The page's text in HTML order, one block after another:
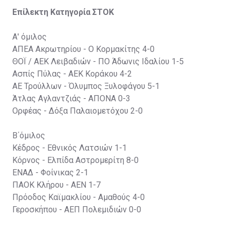
Επίλεκτη Κατηγορία ΣΤΟΚ
Α' όμιλος
ΑΠΕΑ Ακρωτηρίου - Ο Κορμακίτης 4-0
ΘΟΪ / ΑΕΚ Λειβαδιών - ΠΟ Άδωνις Ιδαλίου 1-5
Ασπίς Πύλας - ΑΕΚ Κοράκου 4-2
ΑΕ Τρούλλων - Όλυμπος Ξυλοφάγου 5-1
Άτλας Αγλαντζιάς - ΑΠΟΝΑ 0-3
Ορφέας - Δόξα Παλαιομετόχου 2-0
Β΄όμιλος
Κέδρος - Εθνικός Λατσιών 1-1
Κόρνος - Ελπίδα Αστρομερίτη 8-0
ΕΝΑΔ - Φοίνικας 2-1
ΠΑΟΚ Κλήρου - ΑΕΝ 1-7
Πρόοδος Καϊμακλίου - Αμαθούς 4-0
Γεροσκήπου - ΑΕΠ Πολεμιδιών 0-0